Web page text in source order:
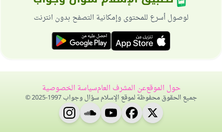
لوصول أسرع للمحتوى وإمكانية التصفح بدون انترنت
حول الموقععن المشرف العامسياسة الخصوصية
جميع الحقوق محفوظة لموقع الإسلام سؤال وجواب 1997-2025 ©